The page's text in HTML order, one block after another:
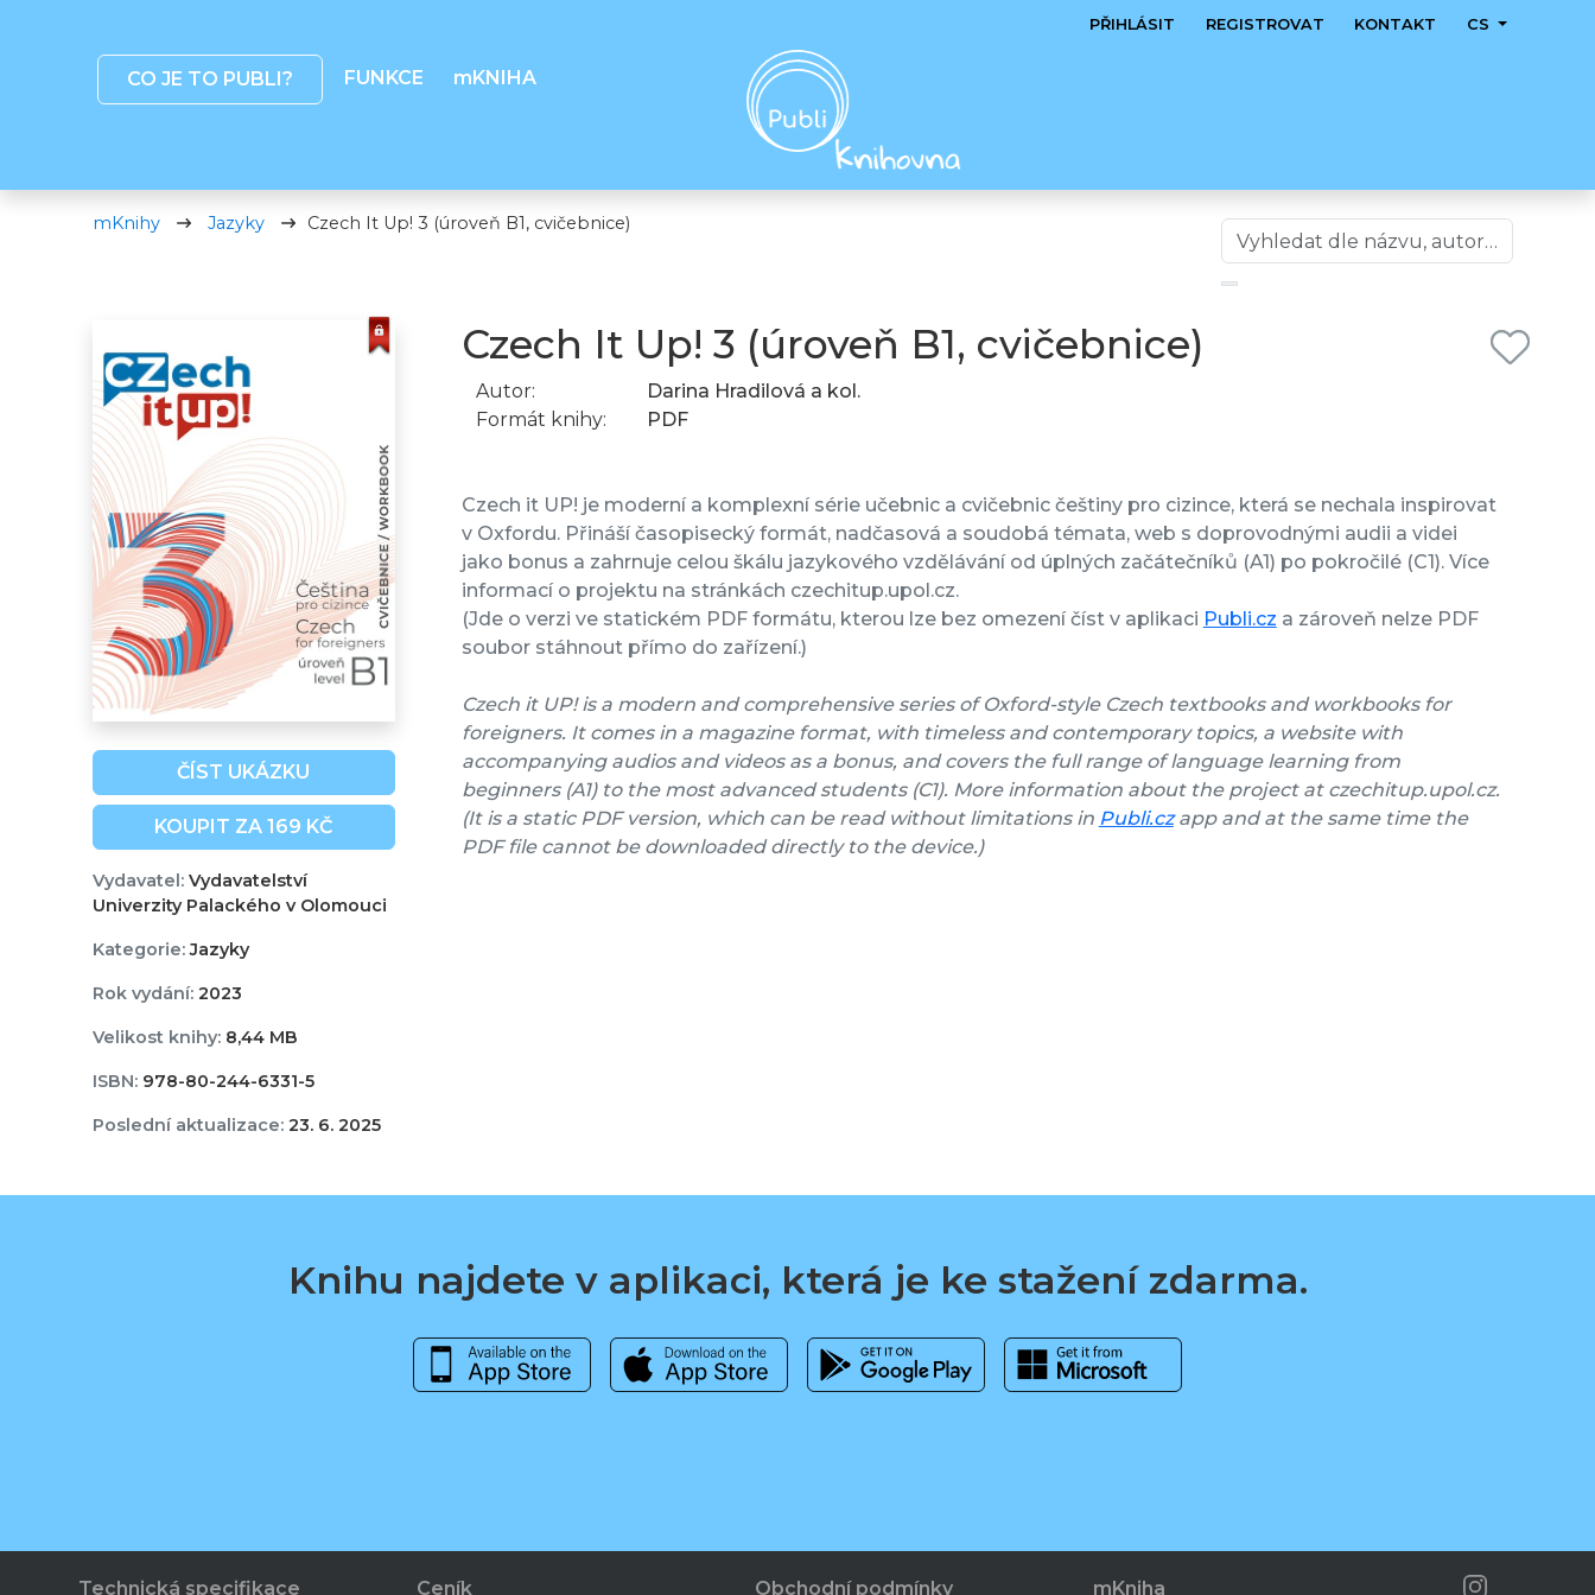
CO JE TO PUBLI? FUNKCE mKNIHA
PŘIHLÁSIT REGISTROVAT KONTAKT CS
mKnihy Jazyky Czech It Up! 3 (úroveň B1, cvičebnice)
ČÍST UKÁZKU
KOUPIT ZA 169 KČ
Vydavatel:Vydavatelství
Univerzity Palackého v Olomouci
Kategorie:Jazyky
Rok vydání:2023
Velikost knihy:8,44 MB
ISBN:978-80-244-6331-5
Poslední aktualizace:23. 6. 2025
Czech It Up! 3 (úroveň B1, cvičebnice)
Autor:
Darina Hradilová a kol.
Formát knihy:
PDF
Czech it UP! je moderní a komplexní série učebnic a cvičebnic češtiny pro cizince, která se nechala inspirovat
v Oxfordu. Přináší časopisecký formát, nadčasová a soudobá témata, web s doprovodnými audii a videi
jako bonus a zahrnuje celou škálu jazykového vzdělávání od úplných začátečníků (A1) po pokročilé (C1). Více
informací o projektu na stránkách czechitup.upol.cz.
(Jde o verzi ve statickém PDF formátu, kterou lze bez omezení číst v aplikaci Publi.cz a zároveň nelze PDF
soubor stáhnout přímo do zařízení.)
Czech it UP! is a modern and comprehensive series of Oxford-style Czech textbooks and workbooks for
foreigners. It comes in a magazine format, with timeless and contemporary topics, a website with
accompanying audios and videos as a bonus, and covers the full range of language learning from
beginners (A1) to the most advanced students (C1). More information about the project at czechitup.upol.cz.
(It is a static PDF version, which can be read without limitations in Publi.czapp and at the same time the
PDF file cannot be downloaded directly to the device.)
Knihu najdete v aplikaci, která je ke stažení zdarma.
Technická specifikace Ceník Obchodní podmínky mKniha